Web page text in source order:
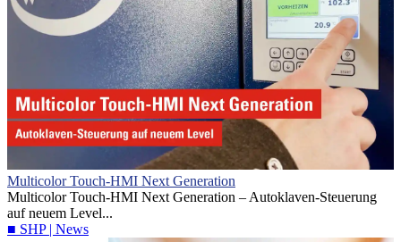
Multicolor Touch-HMI Next Generation
Multicolor Touch-HMI Next Generation – Autoklaven-Steuerung
auf neuem Level...
■ SHP | News